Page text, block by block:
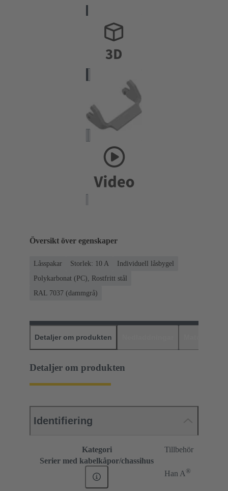
Översikt över egenskaper
Låsspakar Storlek: 10 A
Individuell låsbygel
Polykarbonat (PC), Rostfritt stål
RAL 7037 (dammgrå)
Detaljer om produkten
Detaljer om produkten
Identifiering
Kategori
Tillbehör
Serier med kabelkåpor/chassihus
Han A®